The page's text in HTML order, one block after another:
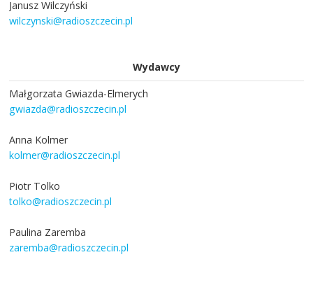
Janusz Wilczyński
wilczynski@radioszczecin.pl
Wydawcy
Małgorzata Gwiazda-Elmerych
gwiazda@radioszczecin.pl
Anna Kolmer
kolmer@radioszczecin.pl
Piotr Tolko
tolko@radioszczecin.pl
Paulina Zaremba
zaremba@radioszczecin.pl